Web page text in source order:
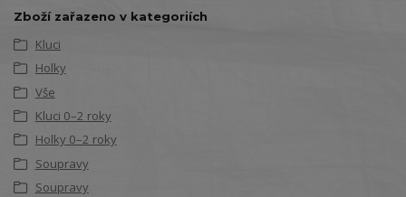
Zboží zařazeno v kategoriích
Kluci
Holky
Vše
Kluci 0–2 roky
Holky 0–2 roky
Soupravy
Soupravy